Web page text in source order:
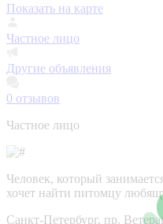
Показать на карте
Частное лицо
Другие объявления
0 отзывов
Частное лицо
Человек, который
хочет найти питомцу
Санкт-Петербург, пр.